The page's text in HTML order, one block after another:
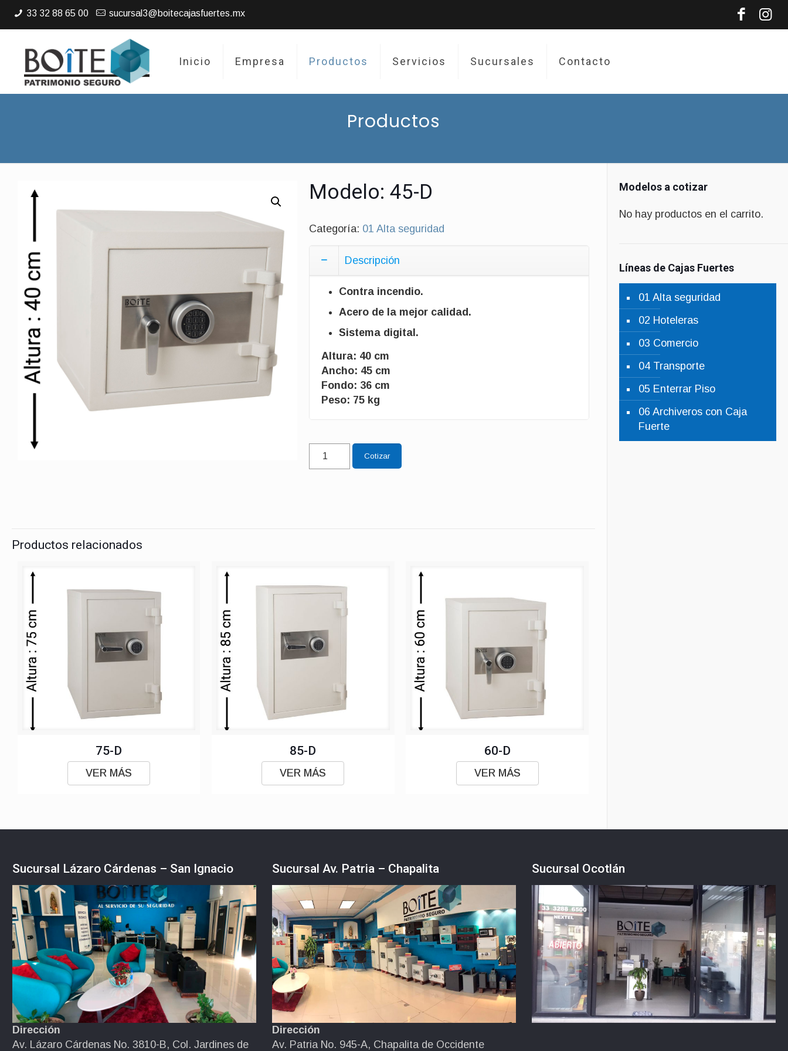
33 32 88 65 00 sucursal3@boitecajasfuertes.mx
Inicio Empresa Productos Servicios Sucursales Contacto
Productos
Modelo: 45-D
Categoría: 01 Alta seguridad
Descripción
Contra incendio.
Acero de la mejor calidad.
Sistema digital.
Altura: 40 cm
Ancho: 45 cm
Fondo: 36 cm
Peso: 75 kg
45-
Cotizar
Productos relacionados
75-D
VER MÁS
85-D
VER MÁS
60-D
VER MÁS
Modelos a cotizar
No hay productos en el carrito.
Líneas de Cajas Fuertes
01 Alta seguridad
02 Hoteleras
03 Comercio
04 Transporte
05 Enterrar Piso
06 Archiveros con Caja
Fuerte
Sucursal Lázaro Cárdenas – San Ignacio
Dirección
Av. Lázaro Cárdenas No. 3810-B, Col. Jardines de
Sucursal Av. Patria – Chapalita
Dirección
Av. Patria No. 945-A, Chapalita de Occidente
Sucursal Ocotlán